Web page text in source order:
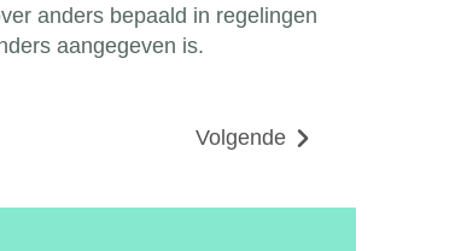
anders bepaald in regelingen
aangegeven is.
Volgende